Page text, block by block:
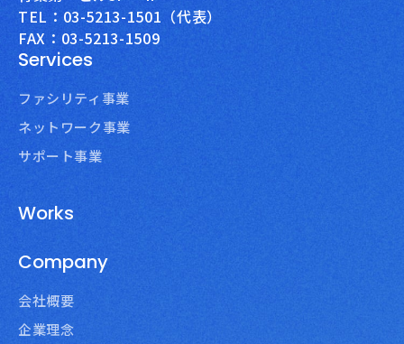
TEL：03-5213-1501（代表）
FAX：03-5213-1509
Services
ファシリティ事業
ネットワーク事業
サポート事業
Works
Company
会社概要
企業理念